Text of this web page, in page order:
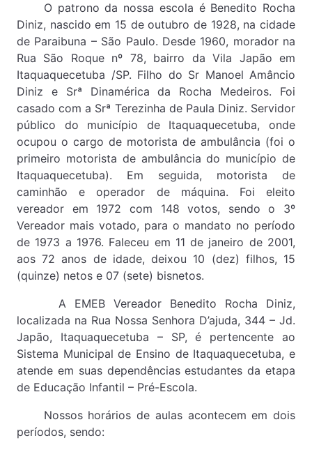
O patrono da nossa escola é Benedito Rocha
Diniz, nascido em 15 de outubro de 1928, na cidade
de Paraibuna – São Paulo. Desde 1960, morador na
Rua São Roque nº 78, bairro da Vila Japão em
Itaquaquecetuba /SP. Filho do Sr Manoel Amâncio
Diniz e Srª Dinamérica da Rocha Medeiros. Foi
casado com a Srª Terezinha de Paula Diniz. Servidor
público do município de Itaquaquecetuba, onde
ocupou o cargo de motorista de ambulância (foi o
primeiro motorista de ambulância do município de
Itaquaquecetuba). Em seguida, motorista de
caminhão e operador de máquina. Foi eleito
vereador em 1972 com 148 votos, sendo o 3º
Vereador mais votado, para o mandato no período
de 1973 a 1976. Faleceu em 11 de janeiro de 2001,
aos 72 anos de idade, deixou 10 (dez) filhos, 15
(quinze) netos e 07 (sete) bisnetos.
A EMEB Vereador Benedito Rocha Diniz,
localizada na Rua Nossa Senhora D’ajuda, 344 – Jd.
Japão, Itaquaquecetuba – SP, é pertencente ao
Sistema Municipal de Ensino de Itaquaquecetuba, e
atende em suas dependências estudantes da etapa
de Educação Infantil – Pré-Escola.
Nossos horários de aulas acontecem em dois
períodos, sendo: